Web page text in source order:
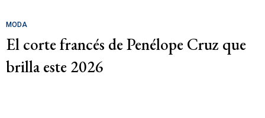
MODA
El corte francés de Penélope Cruz que
brilla este 2026